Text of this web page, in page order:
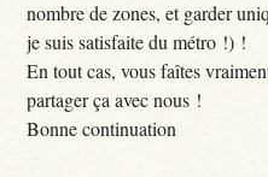
nombre de zones, et garder
je suis satisfaite du métro !) !
En tout cas, vous faîtes
partager ça avec nous !
Bonne continuation